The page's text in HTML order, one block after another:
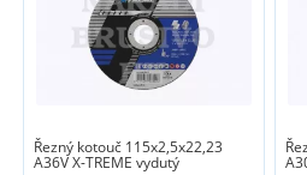
Řezný kotouč 115x2,5x22,23
A36V X-TREME vydutý